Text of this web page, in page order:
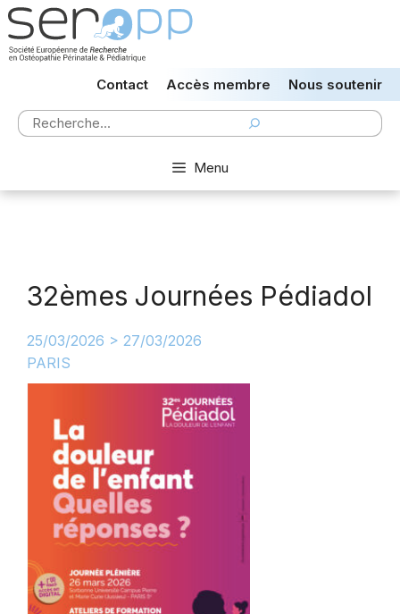
Aller
au
contenu
Contact Accès membre Nous soutenir
Rechercher
Menu
32èmes Journées Pédiadol
25/03/2026 > 27/03/2026
PARIS